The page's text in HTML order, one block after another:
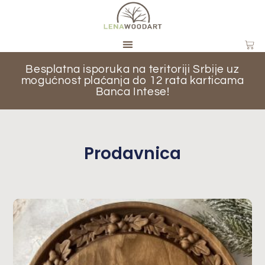
Besplatna isporuka na teritoriji Srbije uz
mogućnost plaćanja do 12 rata karticama
Banca Intese!
Prodavnica